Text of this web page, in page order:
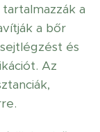
a
a bőr
és
Az